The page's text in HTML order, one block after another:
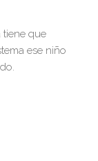
tiene que
ese niño